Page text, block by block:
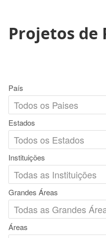
Projetos de
País
Estados
Instituições
Grandes Áreas
Áreas